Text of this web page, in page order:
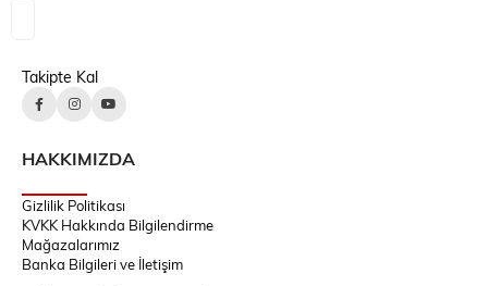
Takipte Kal
HAKKIMIZDA
Gizlilik Politikası
KVKK Hakkında Bilgilendirme
Mağazalarımız
Banka Bilgileri ve İletişim